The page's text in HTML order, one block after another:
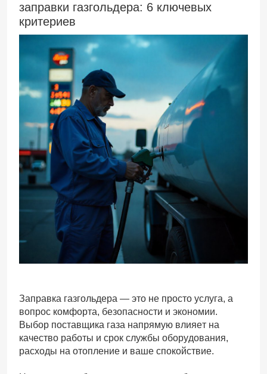
заправки газгольдера: 6 ключевых
критериев
Заправка газгольдера — это не просто услуга, а
вопрос комфорта, безопасности и экономии.
Выбор поставщика газа напрямую влияет на
качество работы и срок службы оборудования,
расходы на отопление и ваше спокойствие.